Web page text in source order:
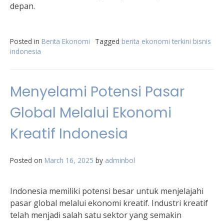
depan.
Posted in Berita Ekonomi Tagged berita ekonomi terkini bisnis
indonesia
Menyelami Potensi Pasar
Global Melalui Ekonomi
Kreatif Indonesia
Posted on March 16, 2025 by adminbol
Indonesia memiliki potensi besar untuk menjelajahi
pasar global melalui ekonomi kreatif. Industri kreatif
telah menjadi salah satu sektor yang semakin